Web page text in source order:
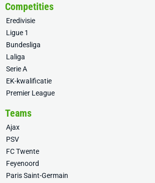
Competities
Eredivisie
Ligue 1
Bundesliga
Laliga
Serie A
EK-kwalificatie
Premier League
Teams
Ajax
PSV
FC Twente
Feyenoord
Paris Saint-Germain